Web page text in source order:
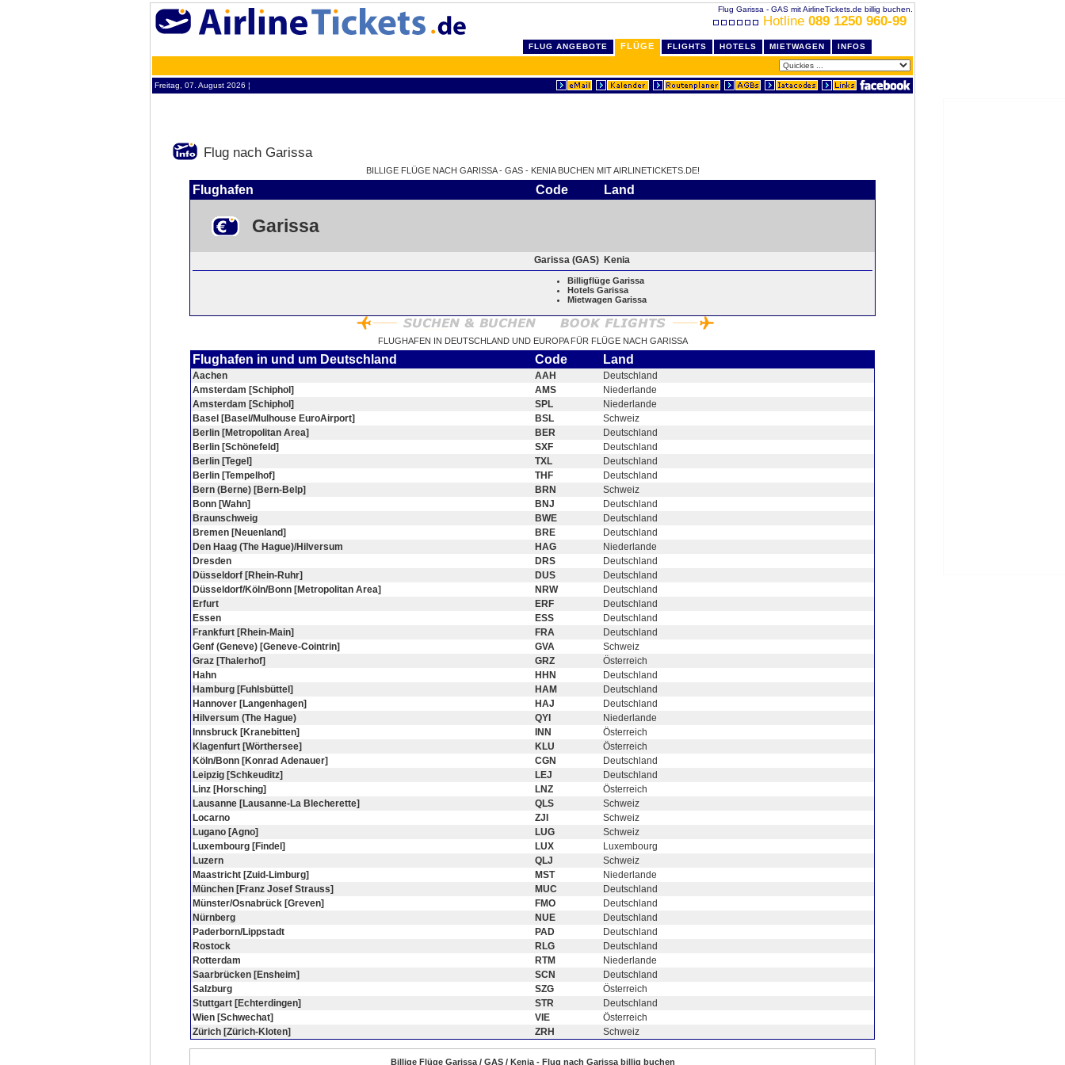
Flug Garissa - GAS mit AirlineTickets.de billig buchen.
Hotline 089 1250 960-99
FLUG ANGEBOTE FLÜGE FLIGHTS HOTELS MIETWAGEN INFOS
Freitag, 07. August 2026 ¦
Flug nach Garissa
BILLIGE FLÜGE NACH GARISSA - GAS - KENIA BUCHEN MIT AIRLINETICKETS.DE!
Flughafen Code Land
Garissa
Garissa (GAS) Kenia
Billigflüge Garissa
Hotels Garissa
Mietwagen Garissa
FLUGHAFEN IN DEUTSCHLAND UND EUROPA FÜR FLÜGE NACH GARISSA
Flughafen in und um Deutschland Code Land
Aachen AAH
Deutschland
Amsterdam [Schiphol]
AMS
Niederlande
Amsterdam [Schiphol]
SPL
Niederlande
Basel [Basel/Mulhouse EuroAirport]
BSL
Schweiz
Berlin [Metropolitan Area]
BER
Deutschland
Berlin [Schönefeld]
SXF
Deutschland
Berlin [Tegel]
TXL
Deutschland
Berlin [Tempelhof]
THF
Deutschland
Bern (Berne) [Bern-Belp]
BRN
Schweiz
Bonn [Wahn]
BNJ
Deutschland
Braunschweig
BWE
Deutschland
Bremen [Neuenland]
BRE
Deutschland
Den Haag (The Hague)/Hilversum
HAG
Niederlande
Dresden
DRS
Deutschland
Düsseldorf [Rhein-Ruhr]
DUS
Deutschland
Düsseldorf/Köln/Bonn [Metropolitan Area]
NRW
Deutschland
Erfurt
ERF
Deutschland
Essen
ESS
Deutschland
Frankfurt [Rhein-Main]
FRA
Deutschland
Genf (Geneve) [Geneve-Cointrin]
GVA
Schweiz
Graz [Thalerhof]
GRZ
Österreich
Hahn
HHN
Deutschland
Hamburg [Fuhlsbüttel]
HAM
Deutschland
Hannover [Langenhagen]
HAJ
Deutschland
Hilversum (The Hague)
QYI
Niederlande
Innsbruck [Kranebitten]
INN
Österreich
Klagenfurt [Wörthersee]
KLU
Österreich
Köln/Bonn [Konrad Adenauer]
CGN
Deutschland
Leipzig [Schkeuditz]
LEJ
Deutschland
Linz [Horsching]
LNZ
Österreich
Lausanne [Lausanne-La Blecherette]
QLS
Schweiz
Locarno
ZJI
Schweiz
Lugano [Agno]
LUG
Schweiz
Luxembourg [Findel]
LUX
Luxembourg
Luzern
QLJ
Schweiz
Maastricht [Zuid-Limburg]
MST
Niederlande
München [Franz Josef Strauss]
MUC
Deutschland
Münster/Osnabrück [Greven]
FMO
Deutschland
Nürnberg
NUE
Deutschland
Paderborn/Lippstadt
PAD
Deutschland
Rostock
RLG
Deutschland
Rotterdam
RTM
Niederlande
Saarbrücken [Ensheim]
SCN
Deutschland
Salzburg
SZG
Österreich
Stuttgart [Echterdingen]
STR
Deutschland
Wien [Schwechat]
VIE
Österreich
Zürich [Zürich-Kloten]
ZRH Schweiz
Billige Flüge Garissa / GAS / Kenia - Flug nach Garissa billig buchen